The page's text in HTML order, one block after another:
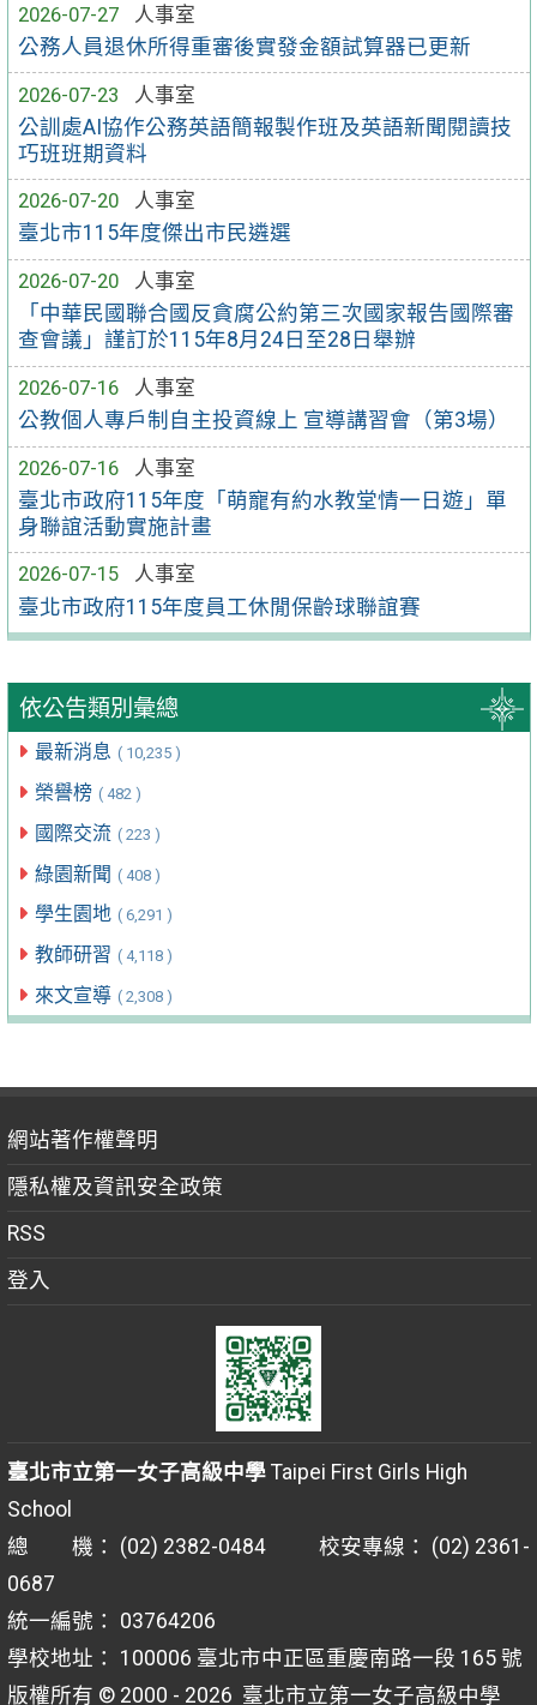
2026-07-27
人事室
公務人員退休所得重審後實發金額試算器已更新
2026-07-23
人事室
公訓處AI協作公務英語簡報製作班及英語新聞閱讀技
巧班班期資料
2026-07-20
人事室
臺北市115年度傑出市民遴選
2026-07-20
人事室
「中華民國聯合國反貪腐公約第三次國家報告國際審
查會議」謹訂於115年8月24日至28日舉辦
2026-07-16
人事室
公教個人專戶制自主投資線上 宣導講習會（第3場）
2026-07-16
人事室
臺北市政府115年度「萌寵有約水教堂情一日遊」單
身聯誼活動實施計畫
2026-07-15
人事室
臺北市政府115年度員工休閒保齡球聯誼賽
依公告類別彙總
最新消息 ( 10,235 )
榮譽榜 ( 482 )
國際交流 ( 223 )
綠園新聞 ( 408 )
學生園地 ( 6,291 )
教師研習 ( 4,118 )
來文宣導 ( 2,308 )
網站著作權聲明
隱私權及資訊安全政策
RSS
登入
臺北市立第一女子高級中學Taipei First Girls High
School
總 機： (02) 2382-0484 校安專線： (02) 2361-
0687
統一編號： 03764206
學校地址： 100006 臺北市中正區重慶南路一段 165 號
版權所有 © 2000 - 2026 臺北市立第一女子高級中學